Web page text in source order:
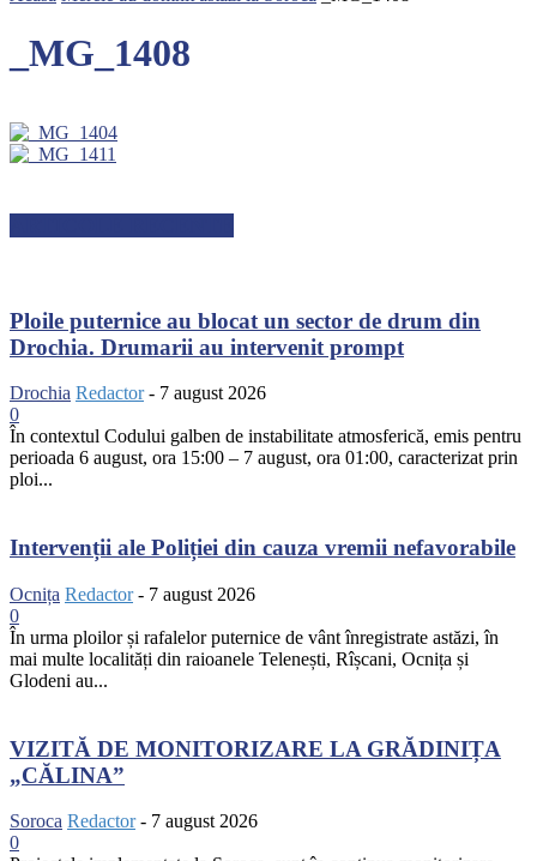
_MG_1408
Ploile puternice au blocat un sector de drum din
Drochia. Drumarii au intervenit prompt
Drochia Redactor - 7 august 2026
0
În contextul Codului galben de instabilitate atmosferică, emis pentru
perioada 6 august, ora 15:00 – 7 august, ora 01:00, caracterizat prin
ploi...
Intervenții ale Poliției din cauza vremii nefavorabile
Ocnița Redactor - 7 august 2026
0
În urma ploilor și rafalelor puternice de vânt înregistrate astăzi, în
mai multe localități din raioanele Telenești, Rîșcani, Ocnița și
Glodeni au...
VIZITĂ DE MONITORIZARE LA GRĂDINIȚA
„CĂLINA”
Soroca Redactor - 7 august 2026
0